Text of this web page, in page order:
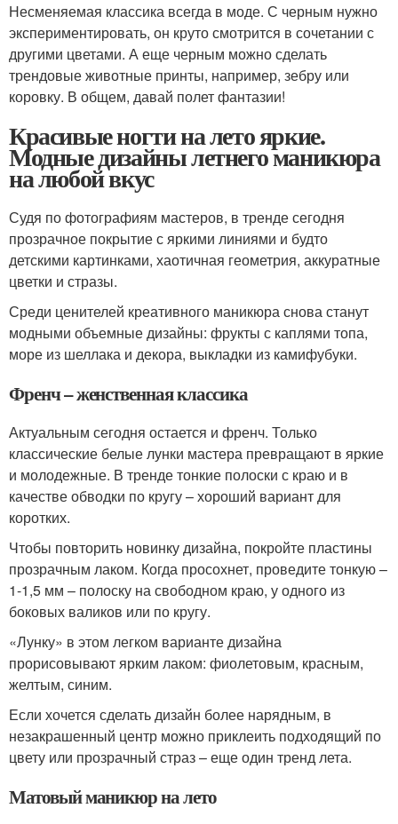
Несменяемая классика всегда в моде. С черным нужно
экспериментировать, он круто смотрится в сочетании с
другими цветами. А еще черным можно сделать
трендовые животные принты, например, зебру или
коровку. В общем, давай полет фантазии!
Красивые ногти на лето яркие.
Модные дизайны летнего маникюра
на любой вкус
Судя по фотографиям мастеров, в тренде сегодня
прозрачное покрытие с яркими линиями и будто
детскими картинками, хаотичная геометрия, аккуратные
цветки и стразы.
Среди ценителей креативного маникюра снова станут
модными объемные дизайны: фрукты с каплями топа,
море из шеллака и декора, выкладки из камифубуки.
Френч – женственная классика
Актуальным сегодня остается и френч. Только
классические белые лунки мастера превращают в яркие
и молодежные. В тренде тонкие полоски с краю и в
качестве обводки по кругу – хороший вариант для
коротких.
Чтобы повторить новинку дизайна, покройте пластины
прозрачным лаком. Когда просохнет, проведите тонкую –
1-1,5 мм – полоску на свободном краю, у одного из
боковых валиков или по кругу.
«Лунку» в этом легком варианте дизайна
прорисовывают ярким лаком: фиолетовым, красным,
желтым, синим.
Если хочется сделать дизайн более нарядным, в
незакрашенный центр можно приклеить подходящий по
цвету или прозрачный страз – еще один тренд лета.
Матовый маникюр на лето